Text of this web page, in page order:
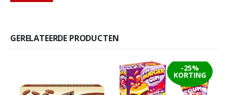
GERELATEERDE PRODUCTEN
-25%
KORTING